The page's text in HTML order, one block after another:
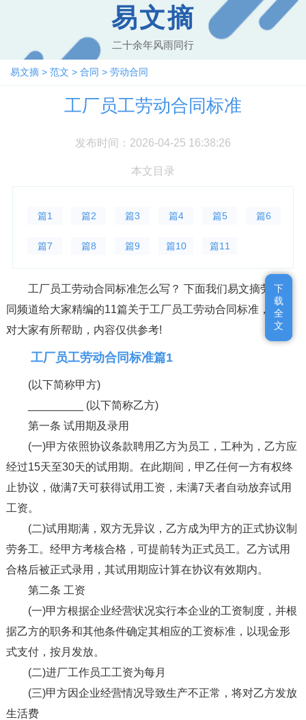
易文摘
二十余年风雨同行
易文摘 > 范文 > 合同 > 劳动合同
工厂员工劳动合同标准
发布时间：2026-04-25 16:38:26
本文目录
篇1 篇2 篇3 篇4 篇5 篇6
篇7 篇8 篇9 篇10 篇11
工厂员工劳动合同标准怎么写？ 下面我们易文摘劳动合
同频道给大家精编的11篇关于工厂员工劳动合同标准，希望
对大家有所帮助，内容仅供参考!
工厂员工劳动合同标准篇1
(以下简称甲方)
_________ (以下简称乙方)
第一条 试用期及录用
(一)甲方依照协议条款聘用乙方为员工，工种为，乙方应
经过15天至30天的试用期。在此期间，甲乙任何一方有权终
止协议，做满7天可获得试用工资，未满7天者自动放弃试用
工资。
(二)试用期满，双方无异议，乙方成为甲方的正式协议制
劳务工。经甲方考核合格，可提前转为正式员工。乙方试用
合格后被正式录用，其试用期应计算在协议有效期内。
第二条 工资
(一)甲方根据企业经营状况实行本企业的工资制度，并根
据乙方的职务和其他条件确定其相应的工资标准，以现金形
式支付，按月发放。
(二)进厂工作员工工资为每月
(三)甲方因企业经营情况导致生产不正常，将对乙方发放
生活费
下
载
全
文
下
载
全
文